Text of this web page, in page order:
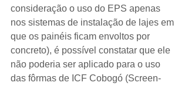
consideração o uso do EPS apenas
nos sistemas de instalação de lajes em
que os painéis ficam envoltos por
concreto), é possível constatar que ele
não poderia ser aplicado para o uso
das fôrmas de ICF Cobogó (Screen-